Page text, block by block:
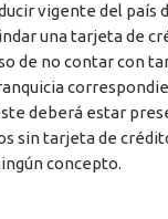
vigente del país
una tarjeta de
de no contar con
deberá estar
sin tarjeta de
concepto.